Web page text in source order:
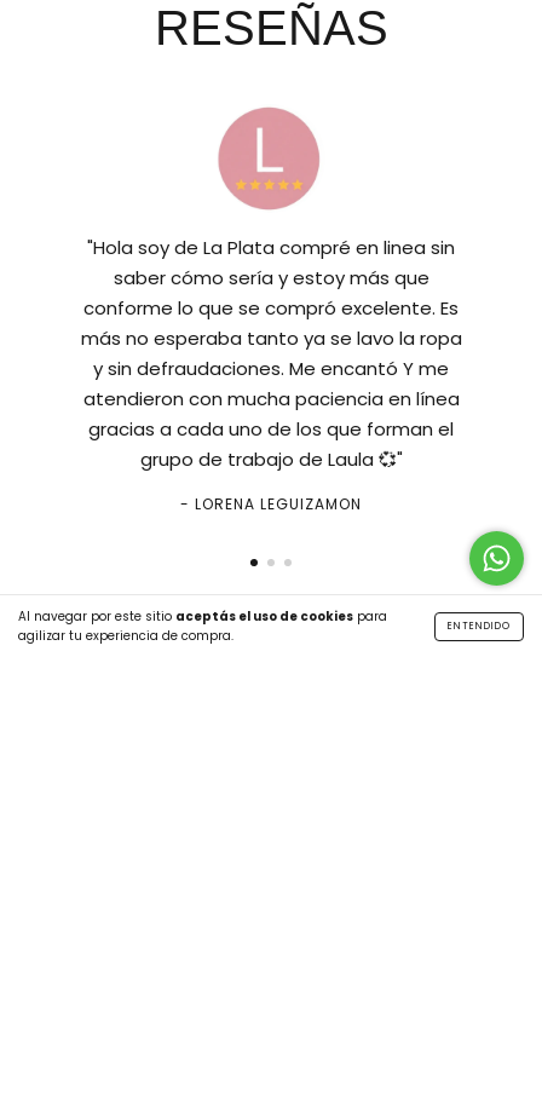
Al navegar por este sitio aceptás el uso de cookies para
agilizar tu experiencia de compra.
ENTENDIDO
RESEÑAS
"Hola soy de La Plata compré en linea sin
saber cómo sería y estoy más que
conforme lo que se compró excelente. Es
más no esperaba tanto ya se lavo la ropa
y sin defraudaciones. Me encantó Y me
atendieron con mucha paciencia en línea
gracias a cada uno de los que forman el
grupo de trabajo de Laula 💞"
- LORENA LEGUIZAMON